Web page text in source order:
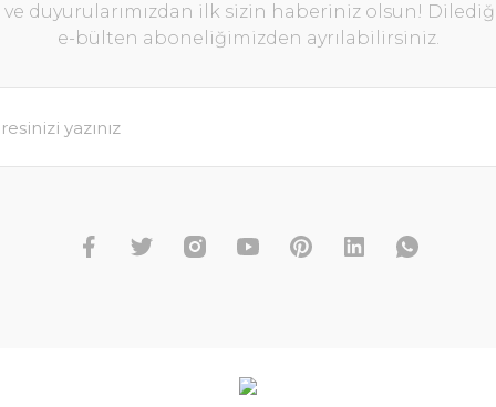
ve duyurularımızdan ilk sizin haberiniz olsun!
e-bülten aboneliğimizden ayrılabilirsiniz.